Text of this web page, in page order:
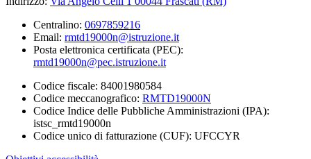
Centralino: 0697859216
Email: rmtd19000n@istruzione.it
Posta elettronica certificata (PEC):
rmtd19000n@pec.istruzione.it
Codice fiscale: 84001980584
Codice meccanografico: RMTD19000N
Codice Indice delle Pubbliche Amministrazioni (IPA):
istsc_rmtd19000n
Codice unico di fatturazione (CUF): UFCCYR